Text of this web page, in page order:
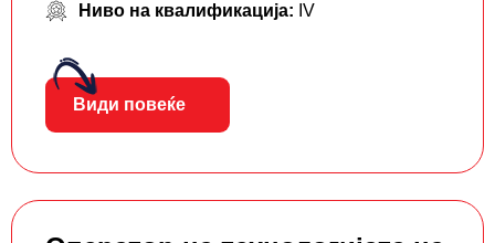
Ниво на квалификација: IV
Види повеќе